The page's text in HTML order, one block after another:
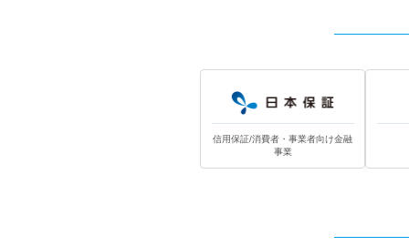
信用保証/消費者・事業者向け金融
事業